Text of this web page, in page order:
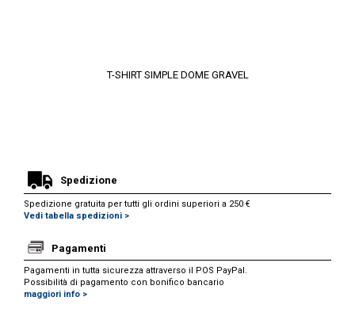
T-SHIRT SIMPLE DOME GRAVEL
Spedizione
Spedizione gratuita per tutti gli ordini superiori a 250 €
Vedi tabella spedizioni >
Pagamenti
Pagamenti in tutta sicurezza attraverso il POS PayPal.
Possibilità di pagamento con bonifico bancario
maggiori info >